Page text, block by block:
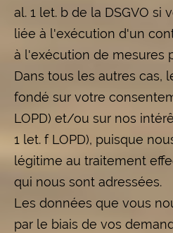
al. 1 let. b de la DSGVO si
liée à l'exécution d'un
à l'exécution de mesures
Dans tous les autres cas,
fondé sur votre
LOPD) et/ou sur nos
1 let. f LOPD), puisque
légitime au traitement
qui nous sont adressées.
Les données que vous
par le biais de vos